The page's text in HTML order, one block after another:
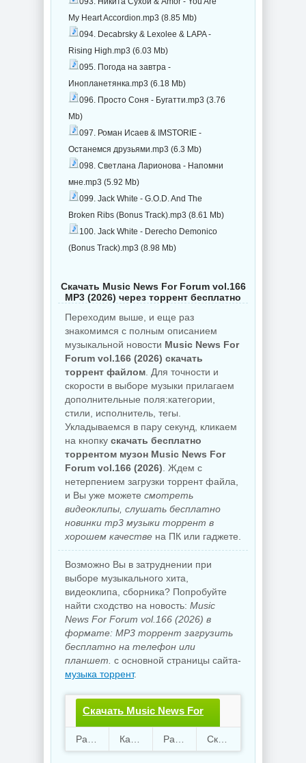
My Heart Accordion.mp3 (8.85 Mb)
094. Decabrsky & Lexolee & LAPA -
Rising High.mp3 (6.03 Mb)
095. Погода на завтра -
Инопланетянка.mp3 (6.18 Mb)
096. Просто Соня - Бугатти.mp3 (3.76
Mb)
097. Роман Исаев & IMSTORIE -
Останемся друзьями.mp3 (6.3 Mb)
098. Светлана Ларионова - Напомни
мне.mp3 (5.92 Mb)
099. Jack White - G.O.D. And The
Broken Ribs (Bonus Track).mp3 (8.61 Mb)
100. Jack White - Derecho Demonico
(Bonus Track).mp3 (8.98 Mb)
Скачать Music News For Forum vol.166
MP3 (2026) через торрент бесплатно
Переходим выше, и еще раз
знакомимся с полным описанием
музыкальной новости Music News For
Forum vol.166 (2026) скачать
торрент файлом . Для точности и
скорости в выборе музыки прилагаем
дополнительные поля:категории,
стили, исполнитель, тегы.
Укладываемся в пару секунд, кликаем
на кнопку скачать бесплатно
торрентом музон Music News For
Forum vol.166 (2026) . Ждем с
нетерпением загрузки торрент файла,
и Вы уже можете смотреть
видеоклипы, слушать бесплатно
новинки mp3 музыки торрент в
хорошем качестве на ПК или гаджете.
Возможно Вы в затруднении при
выборе музыкального хита,
видеоклипа, сборника? Попробуйте
найти сходство на новость: Music
News For Forum vol.166 (2026) в
формате: MP3 торрент загрузить
бесплатно на телефон или
планшет. с основной страницы сайта-
музыка торрент.
Скачать Music News For
Forum vol.166.torrent
13 78 696.25 Mb